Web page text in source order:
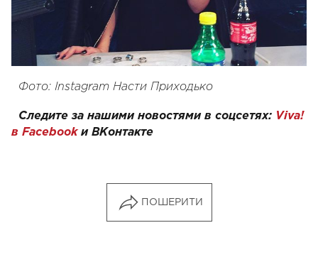
Фото: Instagram Насти Приходько
Следите за нашими новостями в соцсетях: Viva!
в Facebookи ВКонтакте
ПОШЕРИТИ